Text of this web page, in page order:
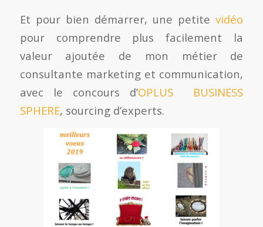
Et pour bien démarrer, une petitevidéo
pour comprendre plus facilement la
valeur ajoutée de mon métier de
consultante marketing et communication,
avec le concours d’OPLUS BUSINESS
SPHERE, sourcing d’experts.